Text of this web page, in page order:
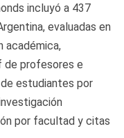
incluyó a 437
evaluadas en
académica,
de profesores e
estudiantes por
por facultad y citas